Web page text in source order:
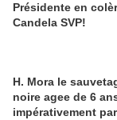
Présidente en
Candela SVP!
H. Mora le
noire agee de 6
impérativement